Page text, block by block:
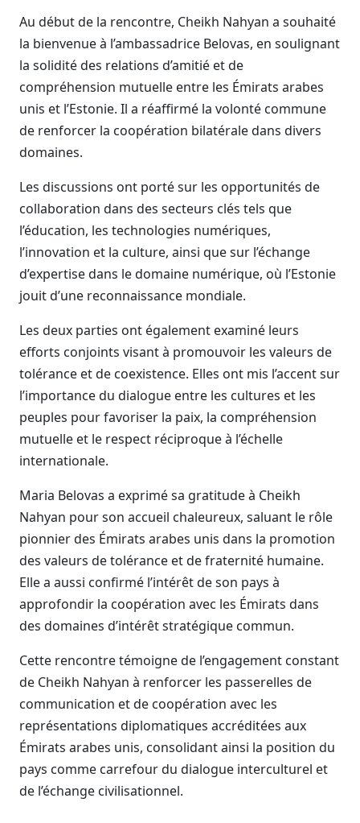
Au début de la rencontre, Cheikh Nahyan a souhaité
la bienvenue à l’ambassadrice Belovas, en soulignant
la solidité des relations d’amitié et de
compréhension mutuelle entre les Émirats arabes
unis et l’Estonie. Il a réaffirmé la volonté commune
de renforcer la coopération bilatérale dans divers
domaines.
Les discussions ont porté sur les opportunités de
collaboration dans des secteurs clés tels que
l’éducation, les technologies numériques,
l’innovation et la culture, ainsi que sur l’échange
d’expertise dans le domaine numérique, où l’Estonie
jouit d’une reconnaissance mondiale.
Les deux parties ont également examiné leurs
efforts conjoints visant à promouvoir les valeurs de
tolérance et de coexistence. Elles ont mis l’accent sur
l’importance du dialogue entre les cultures et les
peuples pour favoriser la paix, la compréhension
mutuelle et le respect réciproque à l’échelle
internationale.
Maria Belovas a exprimé sa gratitude à Cheikh
Nahyan pour son accueil chaleureux, saluant le rôle
pionnier des Émirats arabes unis dans la promotion
des valeurs de tolérance et de fraternité humaine.
Elle a aussi confirmé l’intérêt de son pays à
approfondir la coopération avec les Émirats dans
des domaines d’intérêt stratégique commun.
Cette rencontre témoigne de l’engagement constant
de Cheikh Nahyan à renforcer les passerelles de
communication et de coopération avec les
représentations diplomatiques accréditées aux
Émirats arabes unis, consolidant ainsi la position du
pays comme carrefour du dialogue interculturel et
de l’échange civilisationnel.